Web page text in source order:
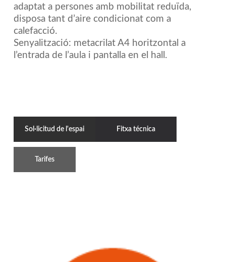
adaptat a persones amb mobilitat reduïda,
disposa tant d’aire condicionat com a
calefacció.
Senyalització: metacrilat A4 horitzontal a
l’entrada de l’aula i pantalla en el hall.
Sol·licitud de l'espai Fitxa técnica
Tarifes